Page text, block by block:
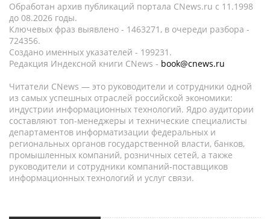
Обработан архив публикаций портала CNews.ru c 11.1998
до 08.2026 годы.
Ключевых фраз выявлено - 1463271, в очереди разбора -
724356.
Создано именных указателей - 199231.
Редакция Индексной книги CNews - book@cnews.ru
Читатели CNews — это руководители и сотрудники одной
из самых успешных отраслей российской экономики:
индустрии информационных технологий. Ядро аудитории
составляют топ-менеджеры и технические специалисты
департаментов информатизации федеральных и
региональных органов государственной власти, банков,
промышленных компаний, розничных сетей, а также
руководители и сотрудники компаний-поставщиков
информационных технологий и услуг связи.